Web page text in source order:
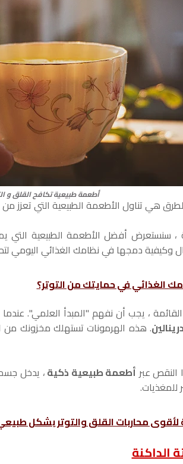
أطعمة طبيعية تكافح القلق و
هي تناول الأطعمة الطبيعية التي تعزز
سنستعرض أفضل الأطعمة الطبيعية التي
وكيفية دمجها في نظامك الغذائي اليومي
الغذائي في حمايتك من التوتر؟
، يجب أن نفهم "المبدأ العلمي".
عبر أطعمة طبيعية ذكية، يدخل
للمغذيات.
لأقوى محاربات القلق والتوتر بشكل
الداكنة